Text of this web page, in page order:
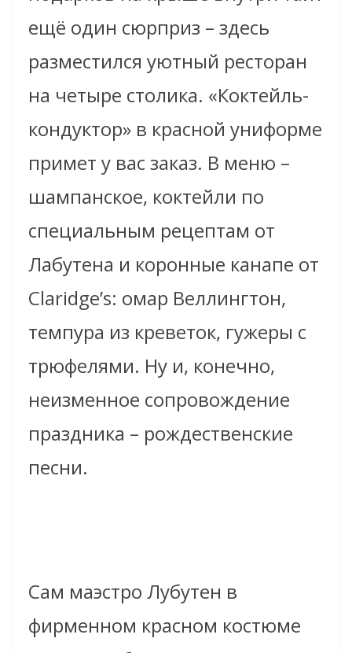
ещё один сюрприз – здесь
разместился уютный ресторан
на четыре столика. «Коктейль-
кондуктор» в красной униформе
примет у вас заказ. В меню –
шампанское, коктейли по
специальным рецептам от
Лабутена и коронные канапе от
Claridge’s: омар Веллингтон,
темпура из креветок, гужеры с
трюфелями. Ну и, конечно,
неизменное сопровождение
праздника – рождественские
песни.
Сам маэстро Лубутен в
фирменном красном костюме